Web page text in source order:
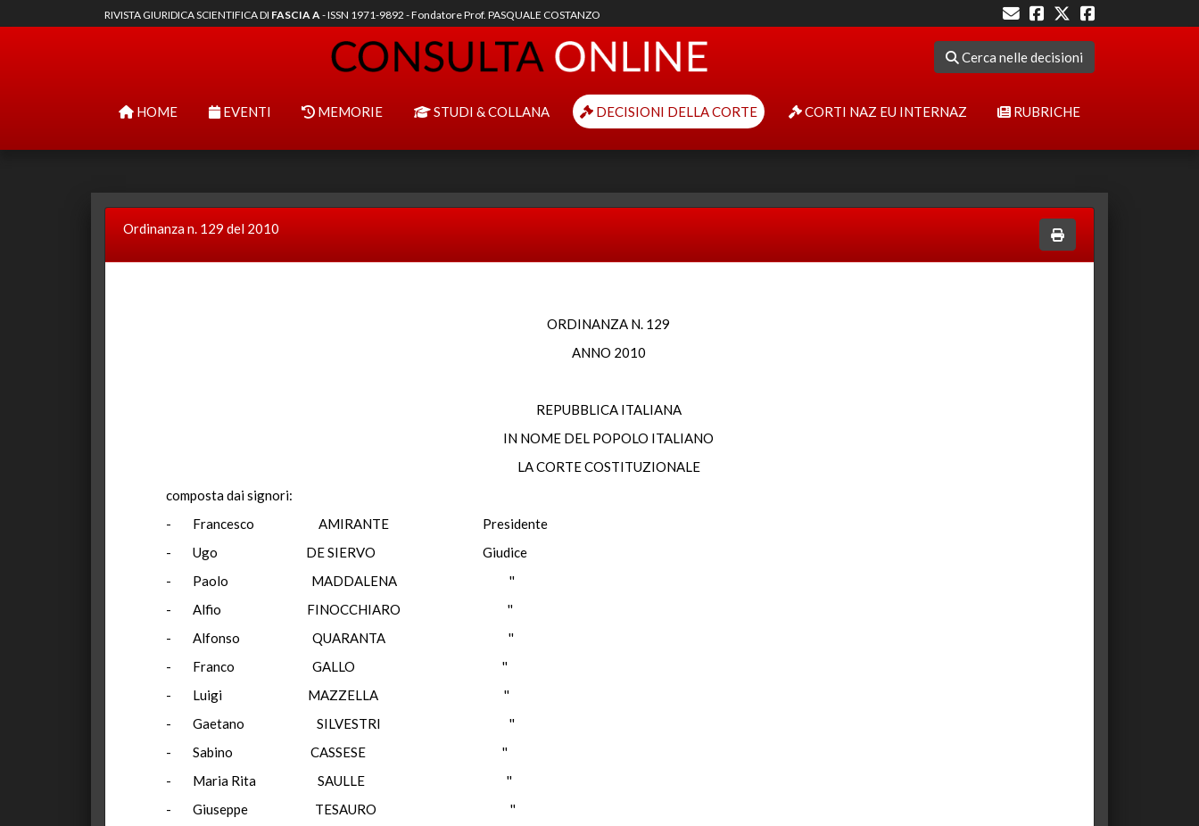
RIVISTA GIURIDICA SCIENTIFICA DI FASCIA A- ISSN 1971-9892 - Fondatore Prof. PASQUALE COSTANZO
Cerca nelle decisioni
HOME EVENTI MEMORIE STUDI & COLLANA DECISIONI DELLA CORTE CORTI NAZ EU INTERNAZ RUBRICHE
Ordinanza n. 129 del 2010
ORDINANZA N. 129
ANNO 2010
REPUBBLICA ITALIANA
IN NOME DEL POPOLO ITALIANO
LA CORTE COSTITUZIONALE
composta dai signori:
- Francesco AMIRANTE Presidente
- Ugo DE SIERVO Giudice
- Paolo MADDALENA ''
- Alfio FINOCCHIARO ''
- Alfonso QUARANTA ''
- Franco GALLO ''
- Luigi MAZZELLA ''
- Gaetano SILVESTRI ''
- Sabino CASSESE ''
- Maria Rita SAULLE ''
- Giuseppe TESAURO ''